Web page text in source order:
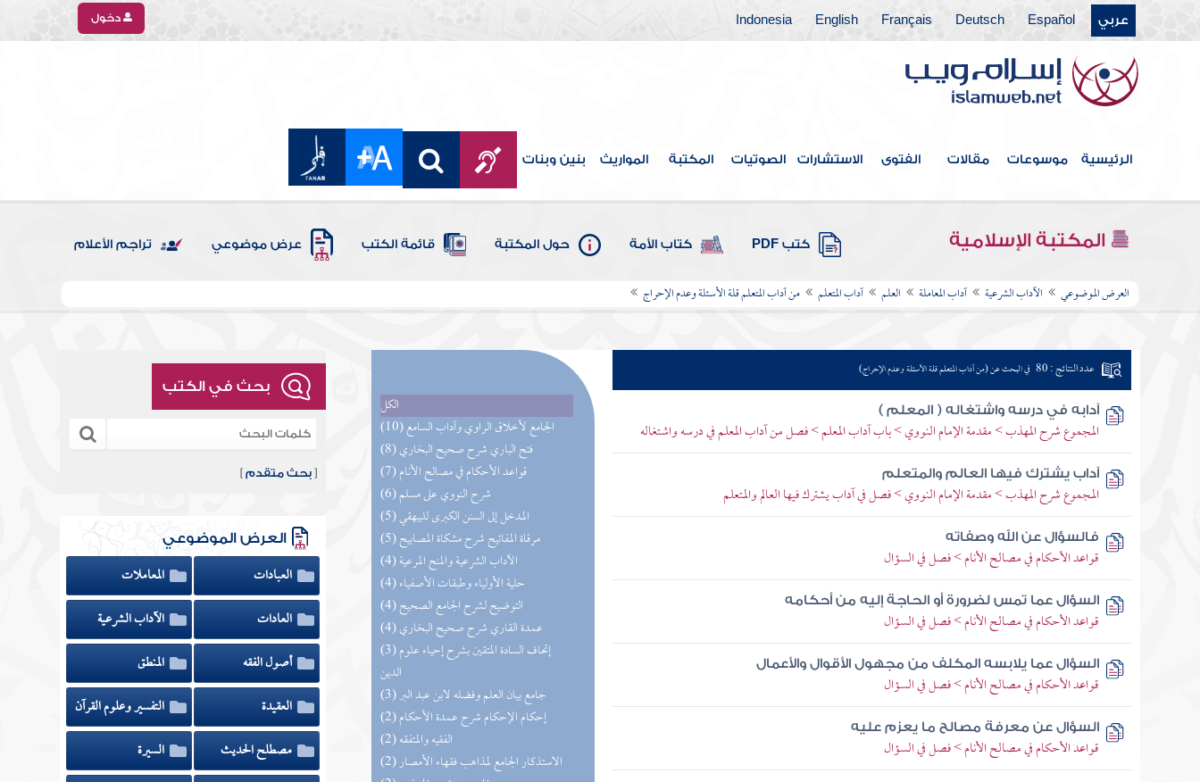
عربي Español
Deutsch
Français
English
Indonesia دخول
الرئيسية موسوعات مقالات الفتوى الاستشارات الصوتيات المكتبة المواريث بنين وبنات
المكتبة الإسلامية كتب PDF كتاب الأمة حول المكتبة قائمة الكتب عرض موضوعي تراجم الأعلام
العرض الموضوعي الآداب الشرعية آداب المعاملة العلم آداب المتعلم من آداب المتعلم قلة الأسئلة وعدم الإحراج
الكل
(10) الجامع لأخلاق الراوي وآداب السامع
(8) فتح الباري شرح صحيح البخاري
(7) قواعد الأحكام في مصالح الأنام
(6) شرح النووي على مسلم
(5) المدخل إلى السنن الكبرى للبيهقي
(5) مرقاة المفاتيح شرح مشكاة المصابيح
(4) الآداب الشرعية والمنح المرعية
(4) حلية الأولياء وطبقات الأصفياء
(4) التوضيح لشرح الجامع الصحيح
(4) عمدة القاري شرح صحيح البخاري
(3) إتحاف السادة المتقين بشرح إحياء علوم
الدين
(3) جامع بيان العلم وفضله لابن عبد البر
(2) إحكام الإحكام شرح عمدة الأحكام
(2) الفقيه والمتفقه
(2) الاستذكار الجامع لمذاهب فقهاء الأمصار
عدد النتائج : 80 في البحث عن (من آداب المتعلم قلة الأسئلة وعدم الإحراج)
آدابه في درسه واشتغاله ( المعلم )
المجموع شرح المهذب > مقدمة الإمام النووي > باب آداب المعلم > فصل من آداب المعلم في درسه واشتغاله
آداب يشترك فيها العالم والمتعلم
المجموع شرح المهذب > مقدمة الإمام النووي > فصل في آداب يشترك فيها العالم والمتعلم
فالسؤال عن الله وصفاته
قواعد الأحكام في مصالح الأنام > فصل في السؤال
السؤال عما تمس لضرورة أو الحاجة إليه من أحكامه
قواعد الأحكام في مصالح الأنام > فصل في السؤال
السؤال عما يلابسه المكلف من مجهول الأقوال والأعمال
قواعد الأحكام في مصالح الأنام > فصل في السؤال
السؤال عن معرفة مصالح ما يعزم عليه
قواعد الأحكام في مصالح الأنام > فصل في السؤال
بحث في الكتب
[بحث متقدم ]
العرض الموضوعي
العبادات
المعاملات
العادات
الآداب الشرعية
أصول الفقه
المنطق
العقيدة
التفسير وعلوم القرآن
مصطلح الحديث
السيرة